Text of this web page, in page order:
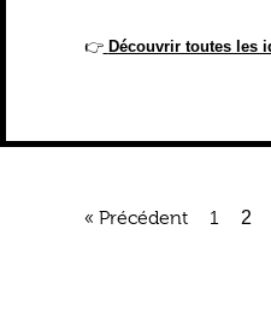
👉 Découvrir toutes les
« Précédent 1 2